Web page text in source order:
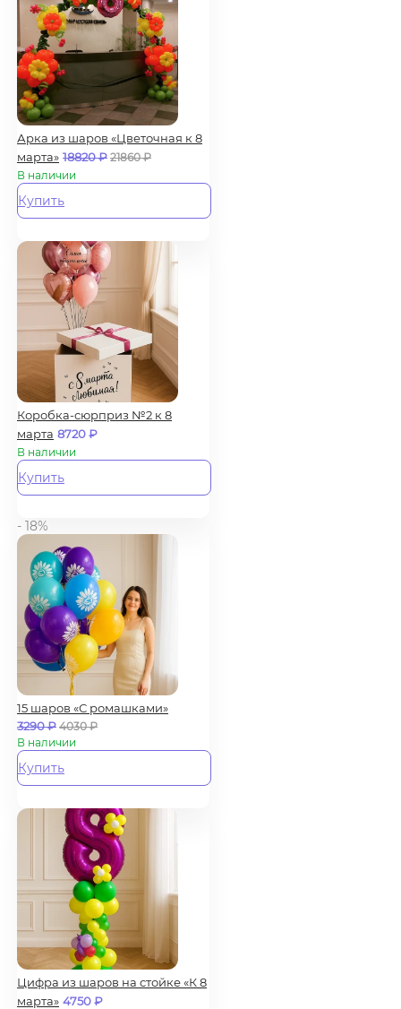
Арка из шаров «Цветочная к 8
марта» 18820₽ 21860₽
В наличии
Купить
Коробка-сюрприз №2 к 8
марта 8720₽
В наличии
Купить
- 18%
15 шаров «С ромашками»
3290₽ 4030₽
В наличии
Купить
Цифра из шаров на стойке «К 8
марта» 4750₽